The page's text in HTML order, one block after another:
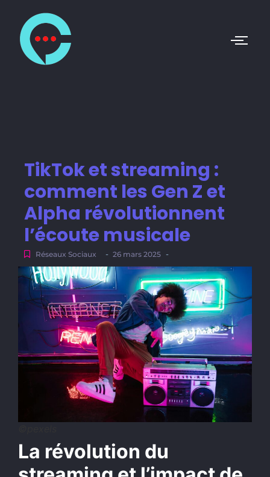
TikTok et streaming :
comment les Gen Z et
Alpha révolutionnent
l’écoute musicale
Réseaux Sociaux - 26 mars 2025 -
La révolution du